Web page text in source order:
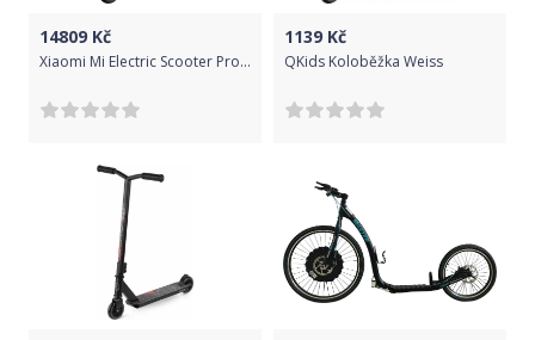
14809 Kč
Xiaomi Mi Electric Scooter Pro 2
1139 Kč
QKids Koloběžka Weiss